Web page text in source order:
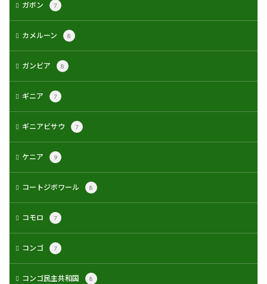
ガボン 7
カメルーン 8
ガンビア 8
ギニア 7
ギニアビサウ 7
ケニア 9
コートジボワール 8
コモロ 7
コンゴ 7
コンゴ民主共和国 8